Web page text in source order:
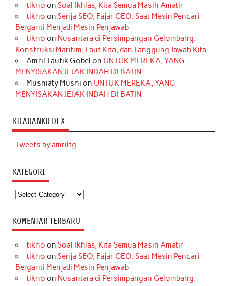
tikno on Soal Ikhlas, Kita Semua Masih Amatir
tikno on Senja SEO, Fajar GEO: Saat Mesin Pencari
Berganti Menjadi Mesin Penjawab
tikno on Nusantara di Persimpangan Gelombang:
Konstruksi Maritim, Laut Kita, dan Tanggung Jawab Kita
Amril Taufik Gobel on UNTUK MEREKA, YANG
MENYISAKAN JEJAK INDAH DI BATIN
Musniaty Musni on UNTUK MEREKA, YANG
MENYISAKAN JEJAK INDAH DI BATIN
KICAUANKU DI X
Tweets by amriltg
KATEGORI
Kategori
KOMENTAR TERBARU
tikno on Soal Ikhlas, Kita Semua Masih Amatir
tikno on Senja SEO, Fajar GEO: Saat Mesin Pencari
Berganti Menjadi Mesin Penjawab
tikno on Nusantara di Persimpangan Gelombang: